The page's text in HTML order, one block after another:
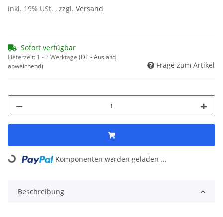
inkl. 19% USt. , zzgl. Versand
Sofort verfügbar
Lieferzeit: 1 - 3 Werktage (DE - Ausland
abweichend)
Frage zum Artikel
Loading... Komponenten werden geladen ...
Beschreibung